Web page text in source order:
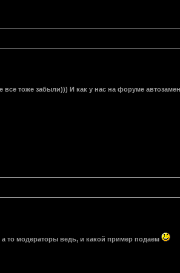
все тоже забыли))) И как у нас на форуме
то модераторы ведь, и какой пример подаем